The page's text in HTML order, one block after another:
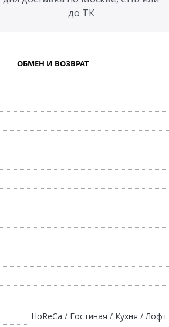
до ТК
ОБМЕН И ВОЗВРАТ
HoReCa / Гостиная / Кухня /